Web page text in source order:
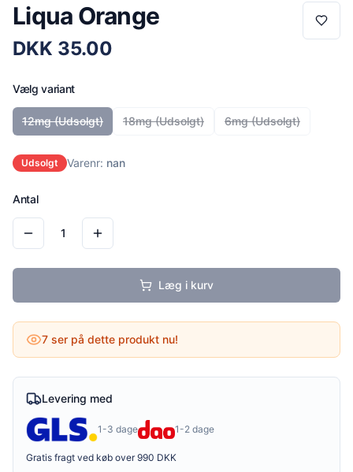
Liqua Orange
DKK 35.00
Vælg variant
12mg(Udsolgt) 18mg(Udsolgt) 6mg(Udsolgt)
Udsolgt Varenr: nan
Antal
1
Læg i kurv
7 ser på dette produkt nu!
Levering med
1-3 dage 1-2 dage
Gratis fragt ved køb over 990 DKK